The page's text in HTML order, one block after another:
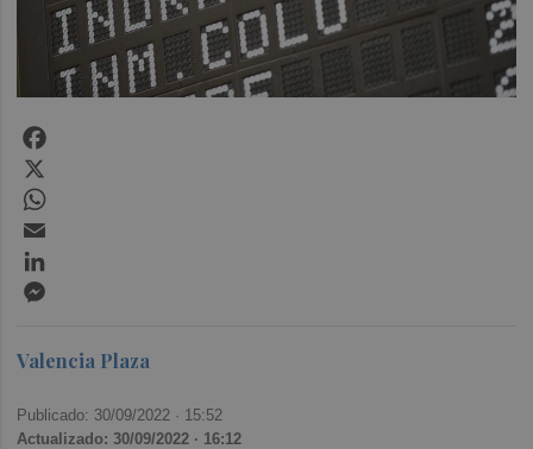
Valencia Plaza
Publicado: 30/09/2022 · 15:52
Actualizado: 30/09/2022 · 16:12